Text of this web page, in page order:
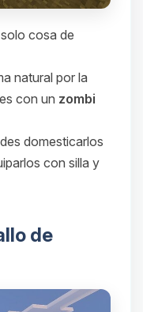
cosa de
natural por la
con un zombi
domesticarlos
con silla y
de